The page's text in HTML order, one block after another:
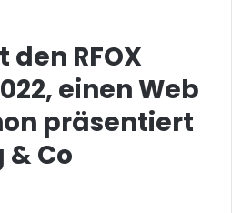
den RFOX
einen Web
präsentiert
Co